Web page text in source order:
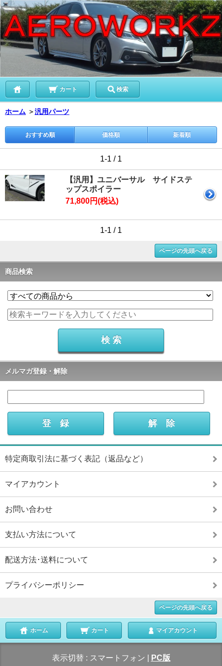
カート 検索
ホーム ＞汎用パーツ
おすすめ順 価格順 新着順
1-1 / 1
【汎用】ユニバーサル サイドステ
ップスポイラー
71,800円(税込)
1-1 / 1
ページの先頭へ戻る
商品検索
メルマガ登録・解除
特定商取引法に基づく表記（返品など）
マイアカウント
お問い合わせ
支払い方法について
配送方法･送料について
プライバシーポリシー
ページの先頭へ戻る
ホーム カート マイアカウント
表示切替 : スマートフォン PC版